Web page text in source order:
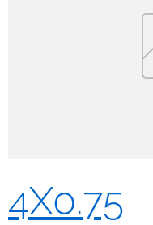
4X0.75